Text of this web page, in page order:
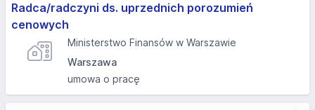
Radca/radczyni ds. uprzednich porozumień
cenowych
Ministerstwo Finansów w Warszawie
Warszawa
umowa o pracę